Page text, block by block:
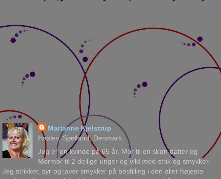
Marianne Kjelstrup
Haslev, Sjælland, Denmark
Jeg er en kvinde på 65 år, Mor til en skøn datter og
Mormor til 2 dejlige unger og vild med strik og smykker.
Jeg strikker, syr og laver smykker på bestilling i den aller højeste